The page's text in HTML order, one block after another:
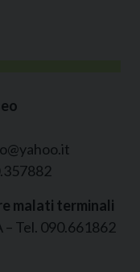
malati terminali
– Tel. 090.661862